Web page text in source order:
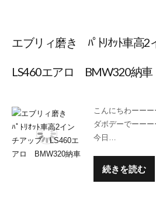
エブリィ磨き ﾊﾟﾄﾘｵｯﾄ車高
LS460エアロ BMW320納車
こんにちわーー
ダボデーでーー
今日…
続きを読む